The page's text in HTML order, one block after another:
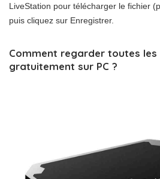
LiveStation pour télécharger le fichier
puis cliquez sur Enregistrer.
Comment regarder toutes les
gratuitement sur PC ?